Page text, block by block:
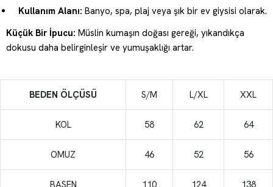
Kullanım Alanı: Banyo, spa, plaj veya şık bir ev giysisi olarak.
Küçük Bir İpucu: Müslin kumaşın doğası gereği, yıkandıkça
dokusu daha belirginleşir ve yumuşaklığı artar.
BEDEN ÖLÇÜSÜ S/M L/XL XXL
KOL 58 62 64
OMUZ 46 52 56
BASEN 110 124 138